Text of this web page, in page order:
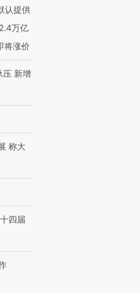
认提供
万亿
将涨价
压 新增
称大
四届